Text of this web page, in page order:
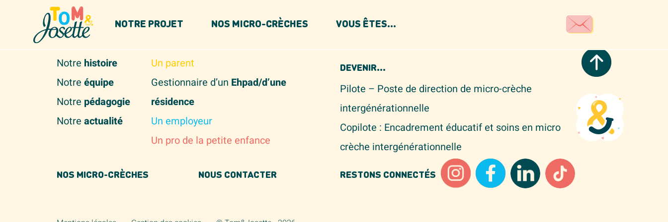
NOTRE PROJET NOS MICRO-CRÈCHES VOUS ÊTES...
Notre histoire
Notre équipe
Notre pédagogie
Notre actualité
Un parent
Gestionnaire d’un Ehpad/d’une
résidence
Un employeur
Un pro de la petite enfance
DEVENIR...
Pilote – Poste de direction de micro-crèche
intergénérationnelle
Copilote : Encadrement éducatif et soins en micro
crèche intergénérationnelle
NOS MICRO-CRÈCHES NOUS CONTACTER RESTONS CONNECTÉS
Panneau de gestion des cookies